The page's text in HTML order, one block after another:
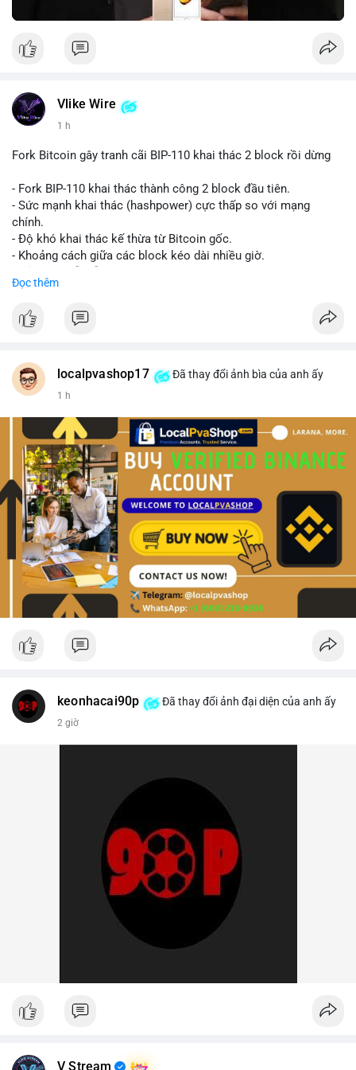
Vlike Wire
1 h
Fork Bitcoin gây tranh cãi BIP-110 khai thác 2 block rồi dừng
- Fork BIP-110 khai thác thành công 2 block đầu tiên.
- Sức mạnh khai thác (hashpower) cực thấp so với mạng
chính.
- Độ khó khai thác kế thừa từ Bitcoin gốc.
- Khoảng cách giữa các block kéo dài nhiều giờ.
#vlikevn #titanbot
Đọc thêm
localpvashop17 Đã thay đổi ảnh bìa của anh ấy
1 h
keonhacai90p Đã thay đổi ảnh đại diện của anh ấy
2 giờ
V Stream